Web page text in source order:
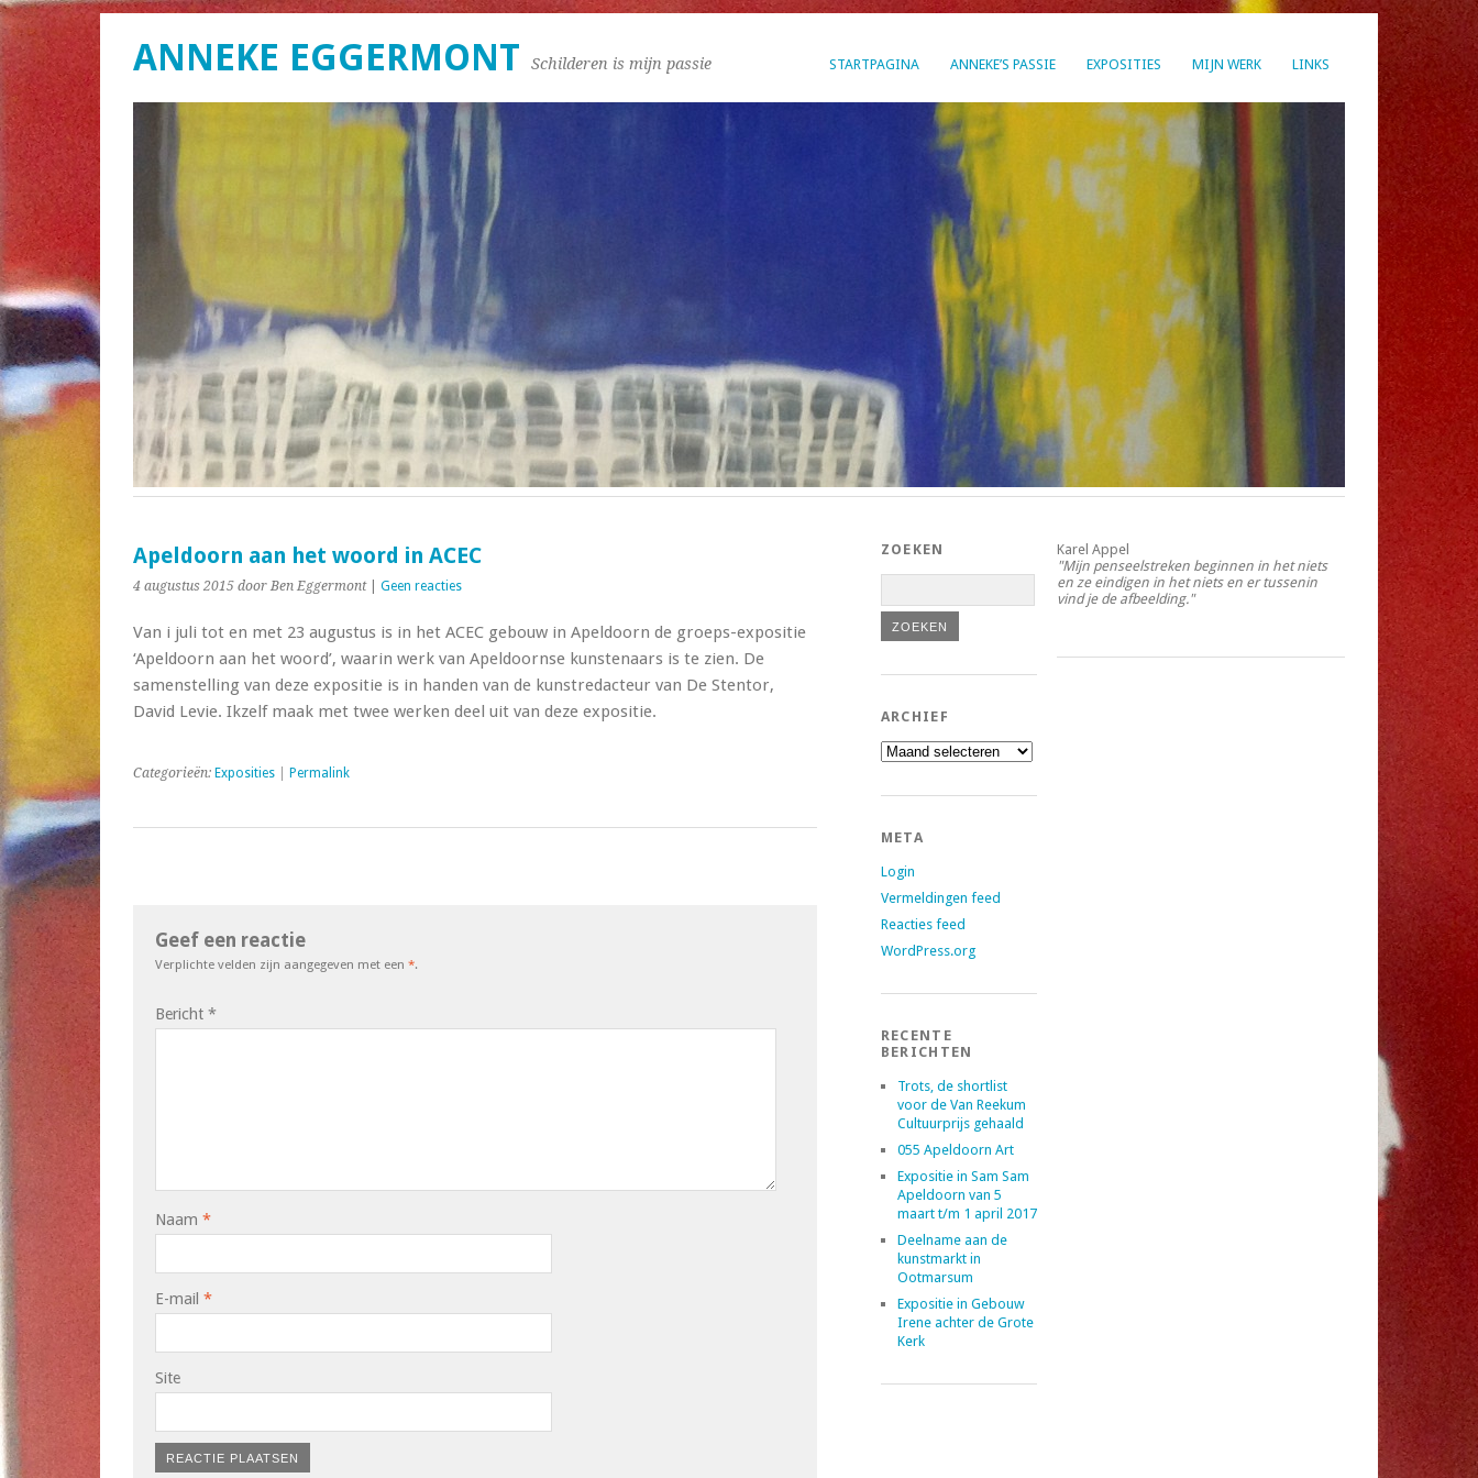
STARTPAGINA ANNEKE’S PASSIE EXPOSITIES MIJN WERK LINKS
ANNEKE EGGERMONT Schilderen is mijn passie
Apeldoorn aan het woord in ACEC
4 augustus 2015 door Ben Eggermont| Geen reacties
Van i juli tot en met 23 augustus is in het ACEC gebouw in Apeldoorn de groeps-expositie
‘Apeldoorn aan het woord’, waarin werk van Apeldoornse kunstenaars is te zien. De
samenstelling van deze expositie is in handen van de kunstredacteur van De Stentor,
David Levie. Ikzelf maak met twee werken deel uit van deze expositie.
Categorieën: Exposities Permalink
Geef een reactie
Verplichte velden zijn aangegeven met een *.
Bericht *
Naam *
E-mail *
Site
ZOEKEN
ARCHIEF
Archief
META
Login
Vermeldingen feed
Reacties feed
WordPress.org
RECENTE
BERICHTEN
Trots, de shortlist
voor de Van Reekum
Cultuurprijs gehaald
055 Apeldoorn Art
Expositie in Sam Sam
Apeldoorn van 5
maart t/m 1 april 2017
Deelname aan de
kunstmarkt in
Ootmarsum
Expositie in Gebouw
Irene achter de Grote
Kerk
Karel Appel
Mijn penseelstreken beginnen in het niets
en ze eindigen in het niets en er tussenin
vind je de afbeelding.